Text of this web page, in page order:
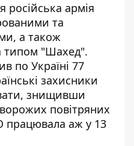
російська армія
та
а також
типом "Шахед".
по Україні 77
захисники
знищивши
повітряних
працювала аж у 13